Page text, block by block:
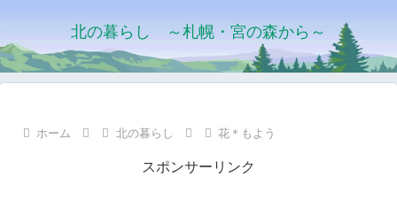
北の暮らし ～札幌・宮の森から～
ホーム 北の暮らし 花＊もよう
スポンサーリンク